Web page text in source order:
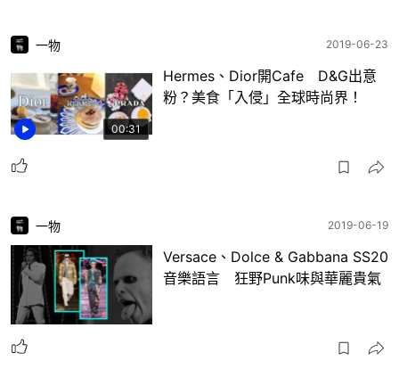
00:31
一物 2019-06-23
Hermes、Dior開Cafe D&G出意
粉？美食「入侵」全球時尚界！
一物 2019-06-19
Versace、Dolce & Gabbana SS20
音樂語言 狂野Punk味與華麗貴氣